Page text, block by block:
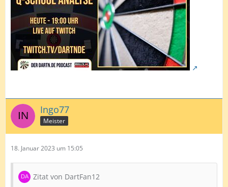
Ingo77
Meister
18. Januar 2023 um 15:05
Zitat von DartFan12